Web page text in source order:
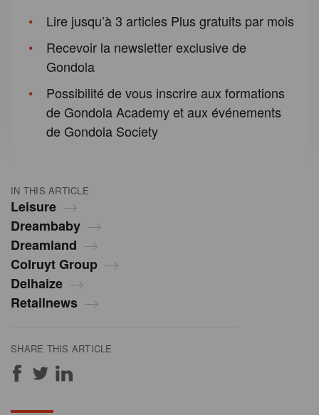
IN THIS ARTICLE
Leisure
Dreambaby
Dreamland
Colruyt Group
Delhaize
Retailnews
SHARE THIS ARTICLE
Lire jusqu’à 3 articles Plus gratuits par mois
Recevoir la newsletter exclusive de
Gondola
Possibilité de vous inscrire aux formations
de Gondola Academy et aux événements
de Gondola Society